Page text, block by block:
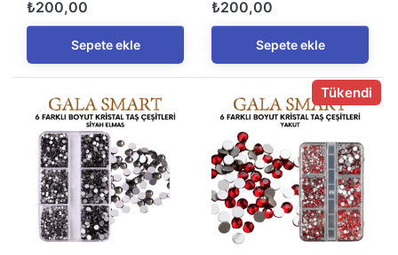
₺200,00
Sepete ekle
₺200,00
Sepete ekle
Tükendi